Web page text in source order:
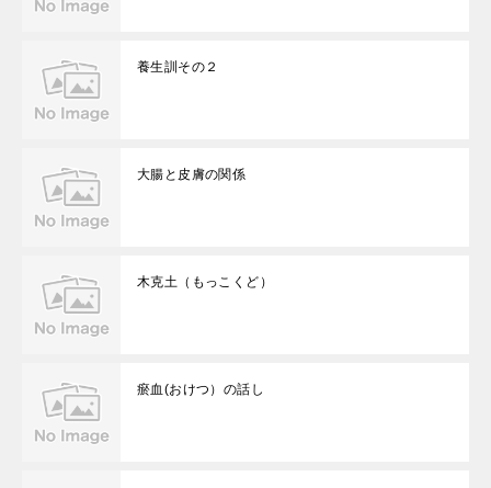
養生訓その２
大腸と皮膚の関係
木克土（もっこくど）
瘀血(おけつ）の話し